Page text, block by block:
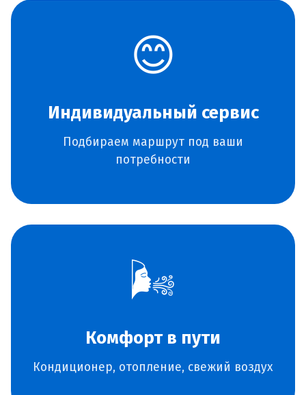
😊
Индивидуальный сервис
Подбираем маршрут под ваши
потребности
🌬️
Комфорт в пути
Кондиционер, отопление, свежий воздух